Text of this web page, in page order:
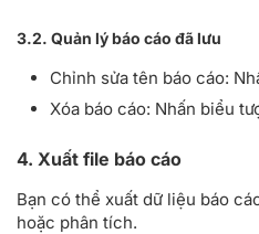
3.2. Quản lý báo cáo đã lưu
Chỉnh sửa tên báo cáo:
Xóa báo cáo: Nhấn biểu
4. Xuất file báo cáo
Bạn có thể xuất dữ liệu báo
hoặc phân tích.